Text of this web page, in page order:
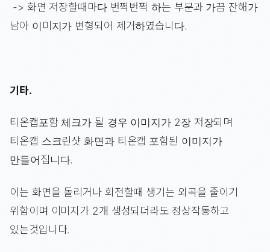
-> 화면 저장할때마다 번쩍번쩍 하는 부분과 가끔 잔해가
남아 이미지가 변형되어 제거하였습니다.
기타.
티온캡포함 체크가 될 경우 이미지가 2장 저장되며
티온캡 스크린샷 화면과 티온캡 포함된 이미지가
만들어집니다.
이는 화면을 돌리거나 회전할때 생기는 외곡을 줄이기
위함이며 이미지가 2개 생성되더라도 정상작동하고
있는것입니다.